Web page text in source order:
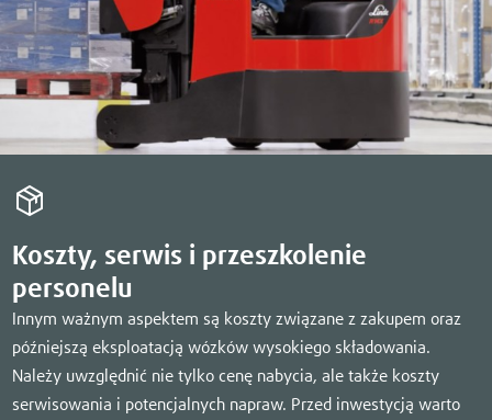
Koszty, serwis i przeszkolenie
personelu
Innym ważnym aspektem są koszty związane z zakupem oraz
późniejszą eksploatacją wózków wysokiego składowania.
Należy uwzględnić nie tylko cenę nabycia, ale także koszty
serwisowania i potencjalnych napraw. Przed inwestycją warto